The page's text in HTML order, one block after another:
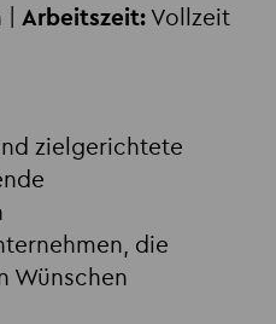
| Arbeitszeit:Vollzeit
zielgerichtete
die
Wünschen